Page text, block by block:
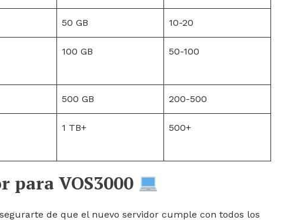
50 GB 10-20
100 GB 50-100
500 GB 200-500
1 TB+ 500+
para VOS3000
de que el nuevo servidor cumple con todos los